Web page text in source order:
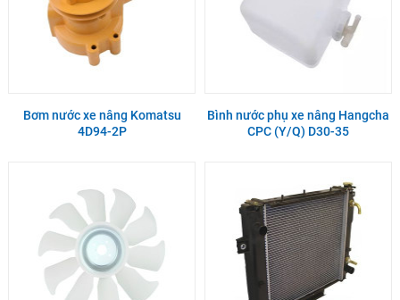
Bơm nước xe nâng Komatsu
4D94-2P
Bình nước phụ xe nâng Hangcha
CPC (Y/Q) D30-35